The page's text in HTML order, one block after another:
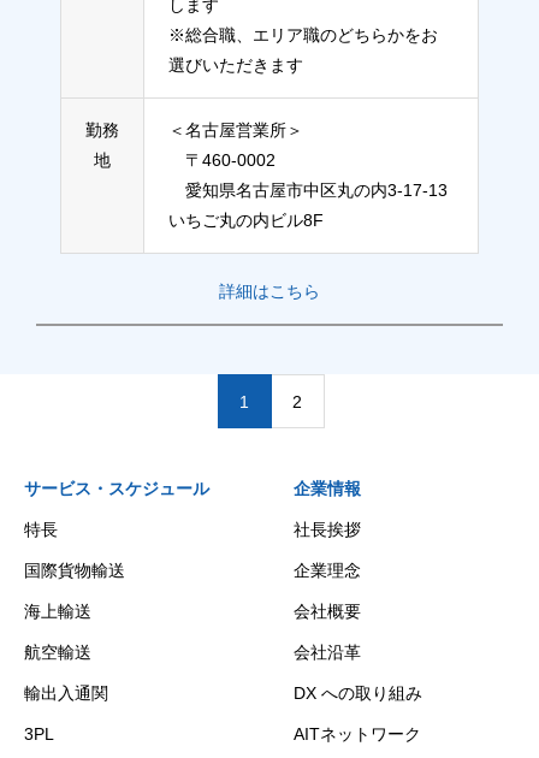
します
※総合職、エリア職のどちらかをお
選びいただきます
勤務
地
＜名古屋営業所＞
〒460-0002
愛知県名古屋市中区丸の内3-17-13
いちご丸の内ビル8F
詳細はこちら
1 2
サービス・スケジュール
特長
国際貨物輸送
海上輸送
航空輸送
輸出入通関
3PL
企業情報
社長挨拶
企業理念
会社概要
会社沿革
DX への取り組み
AITネットワーク